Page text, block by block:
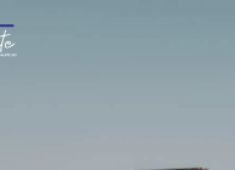
des cookies